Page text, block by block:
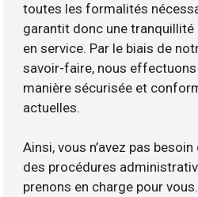
toutes les formalités
garantit donc une tranquillité
en service. Par le biais de
savoir-faire, nous
manière sécurisée et
actuelles.
Ainsi, vous n’avez pas
des procédures
prenons en charge pour